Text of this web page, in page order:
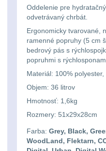
baterky
Svietidlá
magnetom
Svietidlá
CRI≥90
Laserové
Pouzdra a Kapsy612
Organizéry109
Na opasek136
Na láhev43
Na zasobniky
Odhazováky 39
Oddelenie pre
odvetrávaný chrbát.
Ergonomicky tvarované,
ramenné popruhy (5 cm
bedrový pás s
popruhmi s
Materiál: 100%
Objem: 36 litrov
Hmotnosť: 1,6kg
Rozmery: 51x29x28cm
Farba: Grey, Black,
WoodLand, Flektarn,